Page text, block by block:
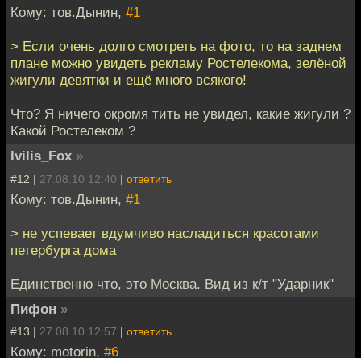
Кому: тов.Дынин, #1
> Если очень долго смотреть на фото, то на заднем
плане можно увидеть рекламу Ростелекома, зелёной
жигули девятки и ещё много всякого!
Что? Я ничего окромя тить не увидел, какие жигули ?
Какой Ростелеком ?
Ivilis_Fox »
#12 | 27.08.10 12:40 | ответить
Кому: тов.Дынин, #1
> не успевает вдумчиво насладиться красотами
петербурга дома
Единственно что, это Москва. Вид из к/т "Ударник"
Пифон »
#13 | 27.08.10 12:57 | ответить
Кому: motorin, #6